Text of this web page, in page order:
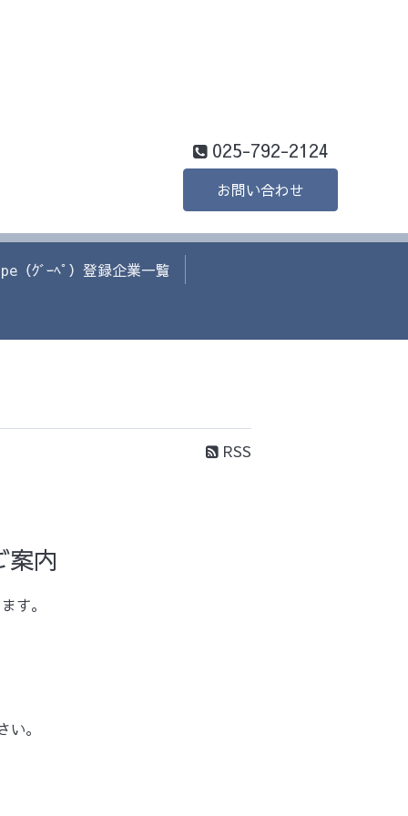
025-792-2124
お問い合わせ
（ｸﾞｰﾍﾟ）登録企業一覧
RSS
案内
す。
。